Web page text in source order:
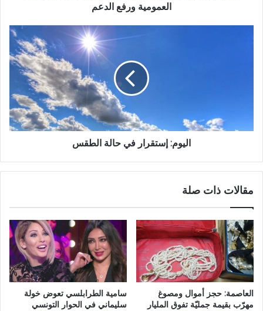
العمومية ورفع الدعم
اليوم: إستقرار في حالة الطقس
مقالات ذات صلة
العاصمة: حجز أموال ومصوغ
مهرّب بقيمة جمليّة تفوق المليار
سامية الطرابلسي تعوض خولة
سليماني في الحوار التونسي